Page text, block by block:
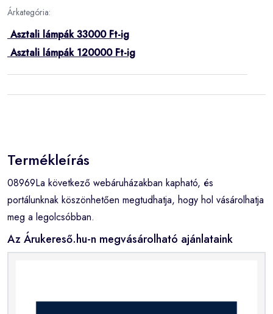
Árkategória:
Asztali lámpák 33000 Ft-ig
Asztali lámpák 120000 Ft-ig
Termékleírás
08969La következő webáruházakban kapható, és
portálunknak köszönhetően megtudhatja, hogy hol vásárolhatja
meg a legolcsóbban.
Az Árukereső.hu-n megvásárolható ajánlataink